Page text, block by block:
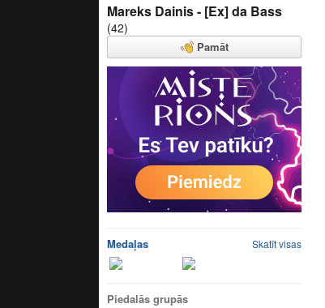
Mareks Dainis - [Ex] da Bass
(42)
Pamāt
Medaļas Skatīt visas
Piedalās grupās